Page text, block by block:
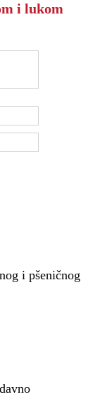
i lukom
i pšeničnog